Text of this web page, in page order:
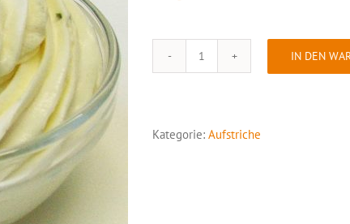
FrühlingsaufstrichIN DEN
Kategorie: Aufstriche